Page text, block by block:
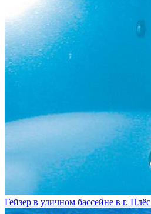
Гейзер в уличном бассейне в г. Плёс